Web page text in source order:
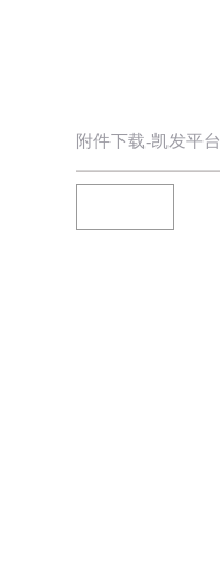
附件下载-凯发平台